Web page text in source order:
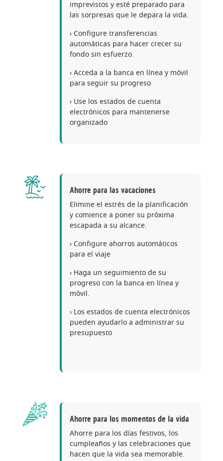
imprevistos y esté preparado para
las sorpresas que le depara la vida.
› Configure transferencias
automáticas para hacer crecer su
fondo sin esfuerzo.
› Acceda a la banca en línea y móvil
para seguir su progreso
› Use los estados de cuenta
electrónicos para mantenerse
organizado
Ahorre para las vacaciones
Elimine el estrés de la planificación
y comience a poner su próxima
escapada a su alcance.
› Configure ahorros automáticos
para el viaje
› Haga un seguimiento de su
progreso con la banca en línea y
móvil.
› Los estados de cuenta electrónicos
pueden ayudarlo a administrar su
presupuesto
Ahorre para los momentos de la vida
Ahorre para los días festivos, los
cumpleaños y las celebraciones que
hacen que la vida sea memorable.